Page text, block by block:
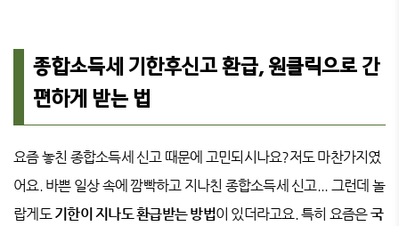
종합소득세 기한후신고 환급, 원클릭으로 간
편하게 받는 법
요즘 놓친 종합소득세 신고 때문에 고민되시나요?저도 마찬가지였
어요. 바쁜 일상 속에 깜빡하고 지나친 종합소득세 신고... 그런데 놀
랍게도기한이 지나도 환급받는 방법이 있더라고요. 특히 요즘은국